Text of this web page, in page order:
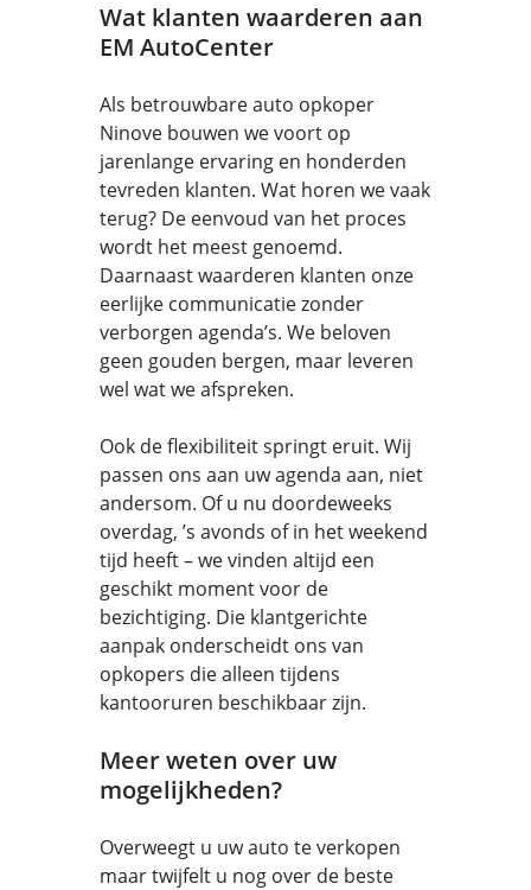
Wat klanten waarderen aan
EM AutoCenter
Als betrouwbare auto opkoper
Ninove bouwen we voort op
jarenlange ervaring en honderden
tevreden klanten. Wat horen we vaak
terug? De eenvoud van het proces
wordt het meest genoemd.
Daarnaast waarderen klanten onze
eerlijke communicatie zonder
verborgen agenda’s. We beloven
geen gouden bergen, maar leveren
wel wat we afspreken.
Ook de flexibiliteit springt eruit. Wij
passen ons aan uw agenda aan, niet
andersom. Of u nu doordeweeks
overdag, ’s avonds of in het weekend
tijd heeft – we vinden altijd een
geschikt moment voor de
bezichtiging. Die klantgerichte
aanpak onderscheidt ons van
opkopers die alleen tijdens
kantooruren beschikbaar zijn.
Meer weten over uw
mogelijkheden?
Overweegt u uw auto te verkopen
maar twijfelt u nog over de beste